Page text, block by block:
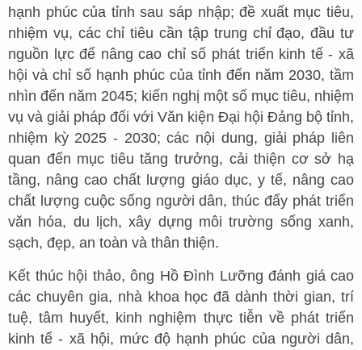
hạnh phúc của tỉnh sau sáp nhập; đề xuất mục tiêu,
nhiệm vụ, các chỉ tiêu cần tập trung chỉ đạo, đầu tư
nguồn lực để nâng cao chỉ số phát triển kinh tế - xã
hội và chỉ số hạnh phúc của tỉnh đến năm 2030, tầm
nhìn đến năm 2045; kiến nghị một số mục tiêu, nhiệm
vụ và giải pháp đối với Văn kiện Đại hội Đảng bộ tỉnh,
nhiệm kỳ 2025 - 2030; các nội dung, giải pháp liên
quan đến mục tiêu tăng trưởng, cải thiện cơ sở hạ
tầng, nâng cao chất lượng giáo dục, y tế, nâng cao
chất lượng cuộc sống người dân, thúc đẩy phát triển
văn hóa, du lịch, xây dựng môi trường sống xanh,
sạch, đẹp, an toàn và thân thiện.
Kết thúc hội thảo, ông Hồ Đình Lưỡng đánh giá cao
các chuyên gia, nhà khoa học đã dành thời gian, trí
tuệ, tâm huyết, kinh nghiệm thực tiễn về phát triển
kinh tế - xã hội, mức độ hạnh phúc của người dân,